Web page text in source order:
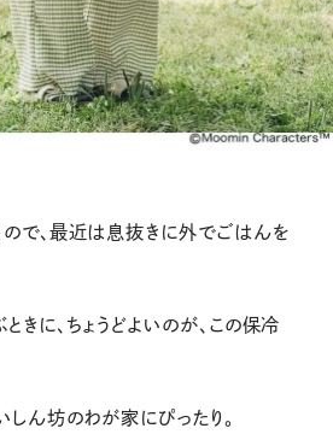
で、最近は息抜きに外でごはんを
きに、ちょうどよいのが、この保冷
しん坊のわが家にぴったり。